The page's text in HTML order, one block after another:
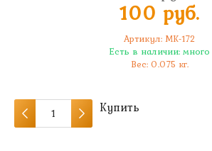
100 руб.
Артикул: MK-172
Есть в наличии: много
Вес: 0.075 кг.
Купить